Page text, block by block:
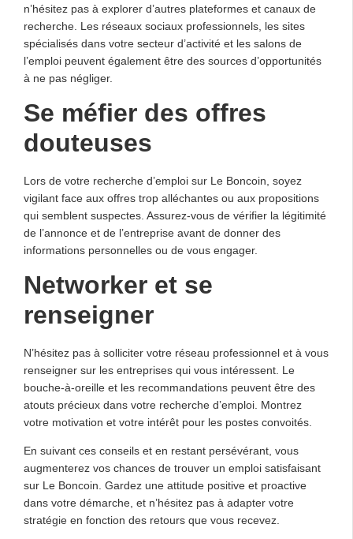
n’hésitez pas à explorer d’autres plateformes et canaux de
recherche. Les réseaux sociaux professionnels, les sites
spécialisés dans votre secteur d’activité et les salons de
l’emploi peuvent également être des sources d’opportunités
à ne pas négliger.
Se méfier des offres
douteuses
Lors de votre recherche d’emploi sur Le Boncoin, soyez
vigilant face aux offres trop alléchantes ou aux propositions
qui semblent suspectes. Assurez-vous de vérifier la légitimité
de l’annonce et de l’entreprise avant de donner des
informations personnelles ou de vous engager.
Networker et se
renseigner
N’hésitez pas à solliciter votre réseau professionnel et à vous
renseigner sur les entreprises qui vous intéressent. Le
bouche-à-oreille et les recommandations peuvent être des
atouts précieux dans votre recherche d’emploi. Montrez
votre motivation et votre intérêt pour les postes convoités.
En suivant ces conseils et en restant persévérant, vous
augmenterez vos chances de trouver un emploi satisfaisant
sur Le Boncoin. Gardez une attitude positive et proactive
dans votre démarche, et n’hésitez pas à adapter votre
stratégie en fonction des retours que vous recevez.